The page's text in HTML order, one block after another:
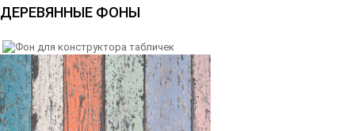
ДЕРЕВЯННЫЕ ФОНЫ